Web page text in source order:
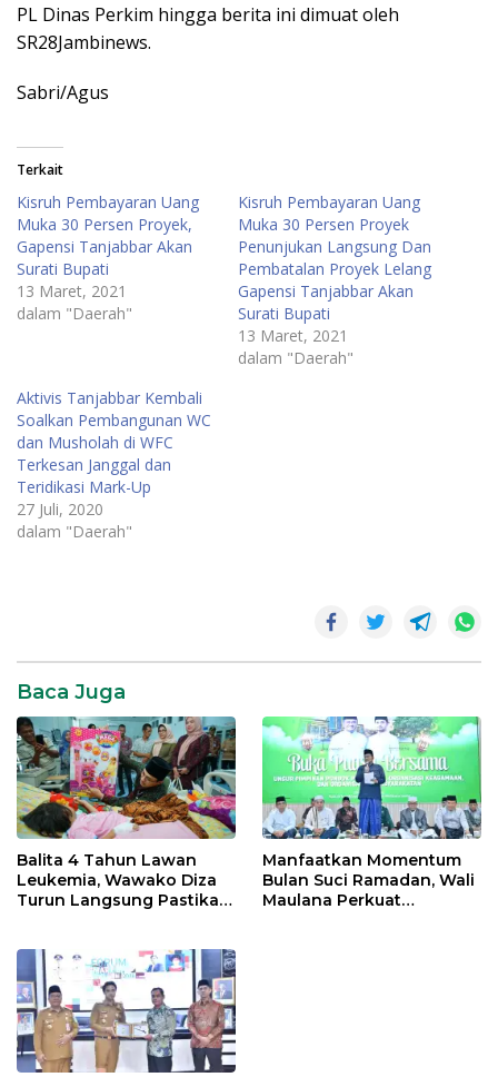
PL Dinas Perkim hingga berita ini dimuat oleh
SR28Jambinews.
Sabri/Agus
Terkait
Kisruh Pembayaran Uang
Muka 30 Persen Proyek,
Gapensi Tanjabbar Akan
Surati Bupati
13 Maret, 2021
dalam "Daerah"
Kisruh Pembayaran Uang
Muka 30 Persen Proyek
Penunjukan Langsung Dan
Pembatalan Proyek Lelang
Gapensi Tanjabbar Akan
Surati Bupati
13 Maret, 2021
dalam "Daerah"
Aktivis Tanjabbar Kembali
Soalkan Pembangunan WC
dan Musholah di WFC
Terkesan Janggal dan
Teridikasi Mark-Up
27 Juli, 2020
dalam "Daerah"
Baca Juga
Balita 4 Tahun Lawan
Leukemia, Wawako Diza
Turun Langsung Pastikan
Manfaatkan Momentum
Bulan Suci Ramadan, Wali
Maulana Perkuat